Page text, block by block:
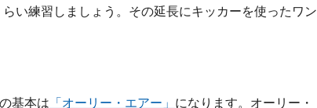
い練習しましょう。その延長にキッカーを使ったワン
基本は 「オーリー・エアー」 になります。オーリー・